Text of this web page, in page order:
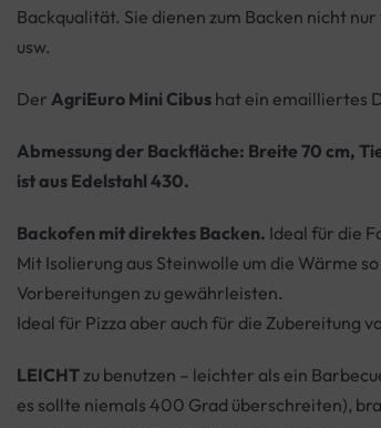
Backqualität. Sie dienen zum Backen nicht
usw.
Der AgriEuro Mini Cibus hat ein emailliertes
Abmessung der Backfläche: Breite 70 cm,
ist aus Edelstahl 430.
Backofen mit direktes Backen. Ideal für die
Mit Isolierung aus Steinwolle um die Wärme
Vorbereitungen zu gewährleisten.
Ideal für Pizza aber auch für die Zubereitung
LEICHTzu benutzen – leichter als ein
es sollte niemals 400 Grad überschreiten),